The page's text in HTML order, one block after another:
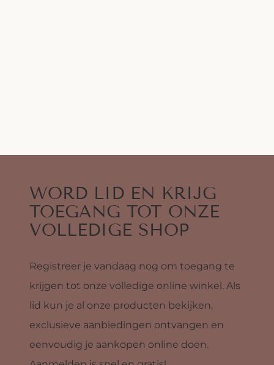
WORD LID EN KRIJG
TOEGANG TOT ONZE
VOLLEDIGE SHOP
Registreer je vandaag nog om toegang te
krijgen tot onze volledige online winkel. Als
lid kun je al onze producten bekijken,
exclusieve aanbiedingen ontvangen en
eenvoudig je aankopen online doen.